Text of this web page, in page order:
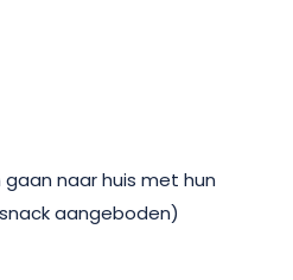
je gezin in Raon-l’Étape.
naar huis met hun
aangeboden)